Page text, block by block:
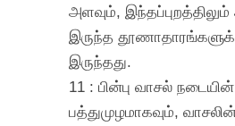
அளவும், இந்தப்புறத்திலும்
இருந்த
இருந்தது.
11 : பின்பு வாசல்
பத்துமுழமாகவும்,